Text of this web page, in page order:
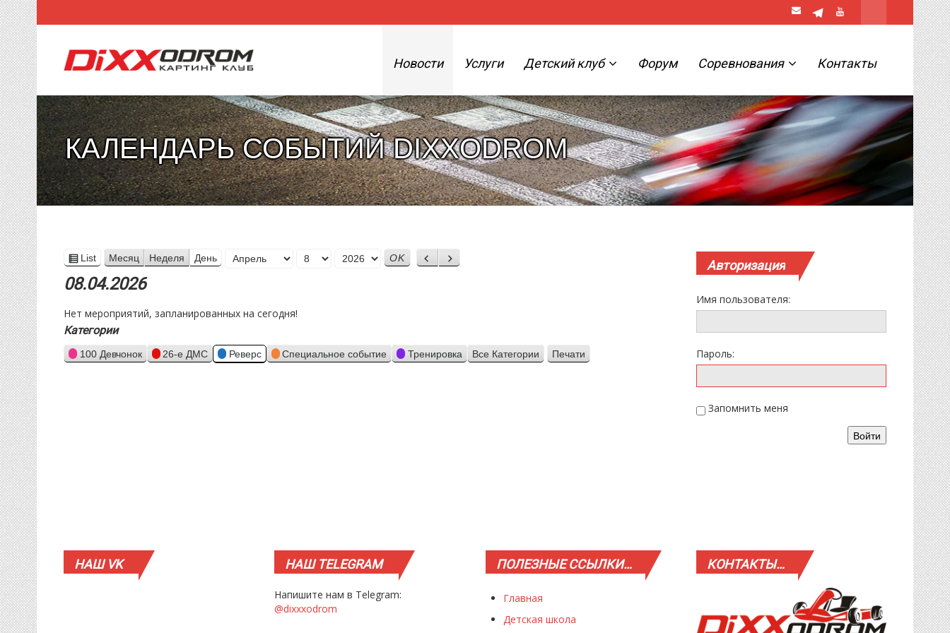
Новости Услуги Детский клуб Форум Соревнования Контакты
КАЛЕНДАРЬ СОБЫТИЙ DIXXODROM
View
as
List Месяц Неделя День
Месяц
Назад
Вперед
08.04.2026
Нет мероприятий, запланированных на сегодня!
Категории
100 Девчонок 26-е ДМС Реверс Специальное событие Тренировка Все Категории Просмотр
Печати
Авторизация
Имя пользователя:
Пароль:
Запомнить меня
Войти
НАШVK НАШTELEGRAM
Напишите нам в Telegram:
@dixxxodrom
ПОЛЕЗНЫЕССЫЛКИ…
Главная
Детская школа
КОНТАКТЫ…